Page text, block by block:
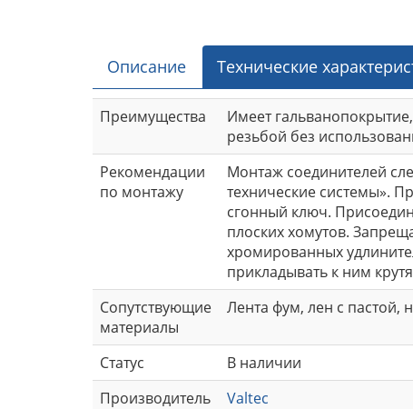
Описание Технические
Преимущества
Имеет
резьбой без
Рекомендации
по монтажу
Монтаж соединителей
технические системы».
сгонный ключ.
плоских хомутов.
хромированных
прикладывать к ним
Сопутствующие
материалы
Лента фум, лен с пастой,
Статус
В наличии
Производитель
Valtec